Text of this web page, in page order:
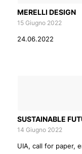
MERELLI DESIGN
15 Giugno 2022
24.06.2022
SUSTAINABLE
14 Giugno 2022
UIA, call for paper,